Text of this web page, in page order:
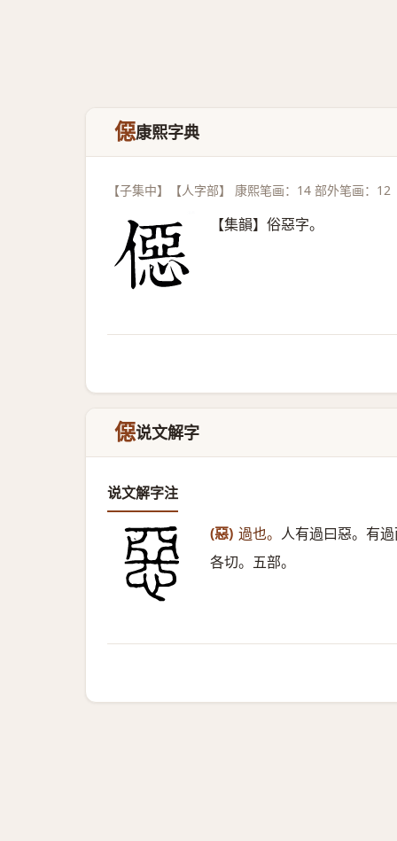
僫康熙字典
【子集中】【人字部】 康熙笔画：14 部外笔画：12
【集韻】俗惡字。
僫说文解字
说文解字注
(惡) 過也。 人有過曰惡。有
各切。五部。